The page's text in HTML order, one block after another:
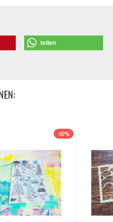
teilen
-50%